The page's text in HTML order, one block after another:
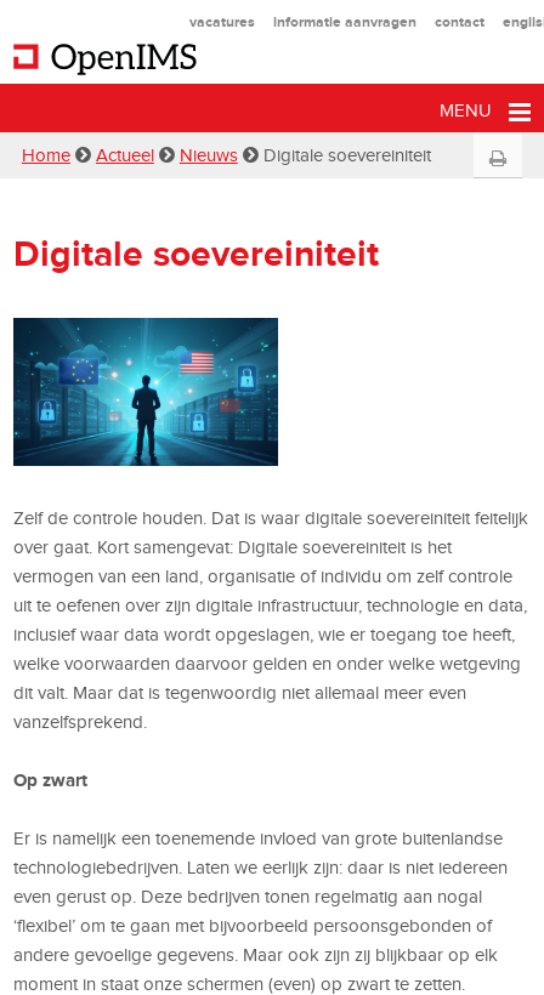
vacatures informatie aanvragen contact
MENU
Home Actueel Nieuws Digitale soevereiniteit
Digitale soevereiniteit
Zelf de controle houden. Dat is waar digitale soevereiniteit feitelijk
over gaat. Kort samengevat: Digitale soevereiniteit is het
vermogen van een land, organisatie of individu om zelf controle
uit te oefenen over zijn digitale infrastructuur, technologie en data,
inclusief waar data wordt opgeslagen, wie er toegang toe heeft,
welke voorwaarden daarvoor gelden en onder welke wetgeving
dit valt. Maar dat is tegenwoordig niet allemaal meer even
vanzelfsprekend.
Op zwart
Er is namelijk een toenemende invloed van grote buitenlandse
technologiebedrijven. Laten we eerlijk zijn: daar is niet iedereen
even gerust op. Deze bedrijven tonen regelmatig aan nogal
‘flexibel’ om te gaan met bijvoorbeeld persoonsgebonden of
andere gevoelige gegevens. Maar ook zijn zij blijkbaar op elk
moment in staat onze schermen (even) op zwart te zetten.